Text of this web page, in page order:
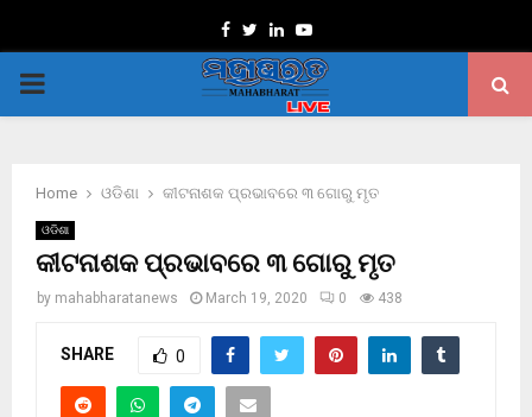
Facebook
TwitterLinkedinYoutube
PRIMARY
Home ଓଡିଶା କୀଟନାଶକ ପ୍ରଭାବରେ ୩ ଗୋରୁ ମୃତ
ଓଡିଶା
କୀଟନାଶକ ପ୍ରଭାବରେ ୩ ଗୋରୁ ମୃତ
by mahabharatanews March 19, 2020 0 438
SHARE 0